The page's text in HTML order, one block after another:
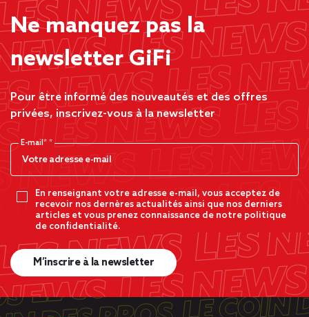
Ne manquez pas la
newsletter GiFi
Pour être informé des nouveautés et des offres
privées, inscrivez-vous à la newsletter
E-mail*
En renseignant votre adresse e-mail, vous acceptez de
recevoir nos dernères actualités ainsi que nos derniers
articles et vous prenez connaissance de notre politique
de confidentialité.
M’inscrire à la newsletter